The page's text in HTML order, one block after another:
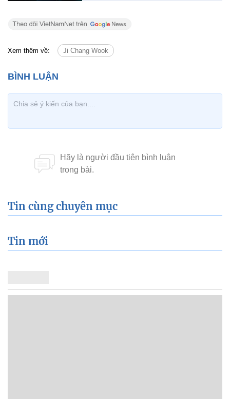
Xem thêm về: Ji Chang Wook
Tin cùng chuyên mục
Tin mới